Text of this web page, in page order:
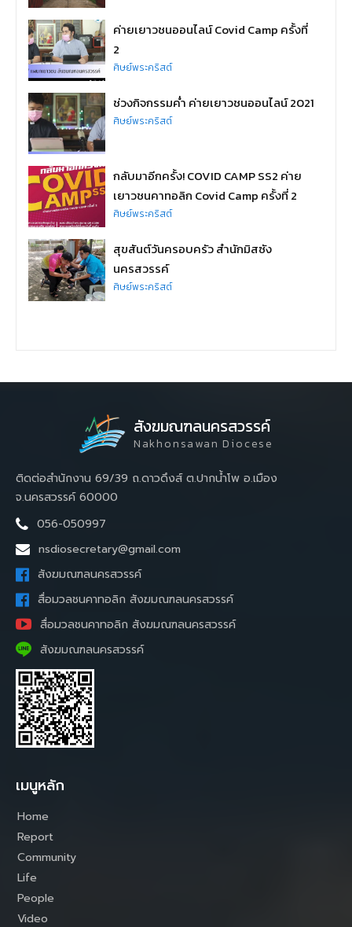
ค่ายเยาวชนออนไลน์ Covid Camp ครั้งที่
2
ศิษย์พระคริสต์
ช่วงกิจกรรมค่ำ ค่ายเยาวชนออนไลน์ 2021
ศิษย์พระคริสต์
กลับมาอีกครั้ง! COVID CAMP SS2 ค่าย
เยาวชนคาทอลิก Covid Camp ครั้งที่ 2
ศิษย์พระคริสต์
สุขสันต์วันครอบครัว สำนักมิสซัง
นครสวรรค์
ศิษย์พระคริสต์
สังฆมณฑลนครสวรรค์
Nakhonsawan Diocese
ติดต่อสำนักงาน 69/39 ถ.ดาวดึงส์ ต.ปากน้ำโพ อ.เมือง
จ.นครสวรรค์ 60000
056-050997
nsdiosecretary@gmail.com
สังฆมณฑลนครสวรรค์
สื่อมวลชนคาทอลิก สังฆมณฑลนครสวรรค์
สื่อมวลชนคาทอลิก สังฆมณฑลนครสวรรค์
สังฆมณฑลนครสวรรค์
เมนูหลัก
Home
Report
Community
Life
People
Video